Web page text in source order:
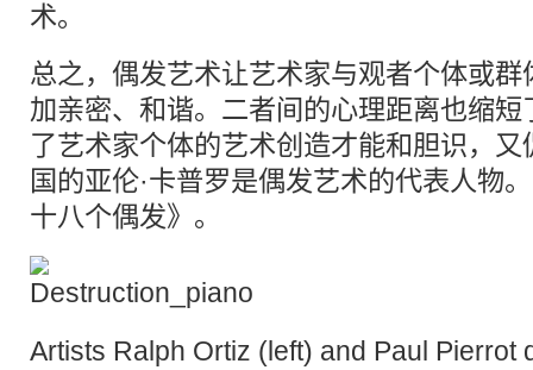
术。
总之，偶发艺术让艺术家与观者个体或
加亲密、和谐。二者间的心理距离也缩
了艺术家个体的艺术创造才能和胆识，
国的亚伦·卡普罗是偶发艺术的代表人物
十八个偶发》。
Artists Ralph Ortiz (left) and Paul Pierrot